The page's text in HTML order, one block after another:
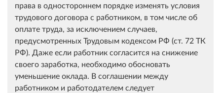
права в одностороннем порядке изменять условия
трудового договора с работником, в том числе об
оплате труда, за исключением случаев,
предусмотренных Трудовым кодексом РФ (ст. 72 ТК
РФ). Даже если работник согласится на снижение
своего заработка, необходимо обосновать
уменьшение оклада. В соглашении между
работником и работодателем следует